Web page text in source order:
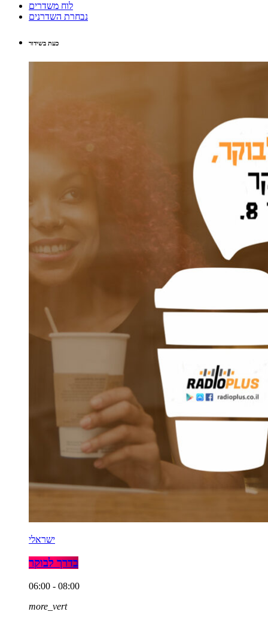
לוח משדרים
נבחרת השדרנים
כעת בשידור
ישראלי
בדרך לבוקר
06:00 - 08:00
more_vert